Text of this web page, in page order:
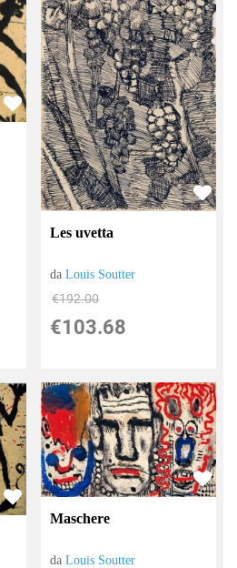
Les uvetta
daLouis Soutter
€192.00
€103.68
Maschere
daLouis Soutter